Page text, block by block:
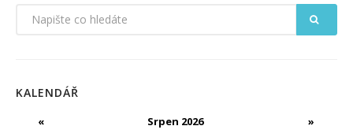
KALENDÁŘ
« Srpen 2026
»